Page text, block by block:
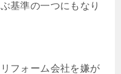
基準の一つにもなり
フォーム会社を嫌が